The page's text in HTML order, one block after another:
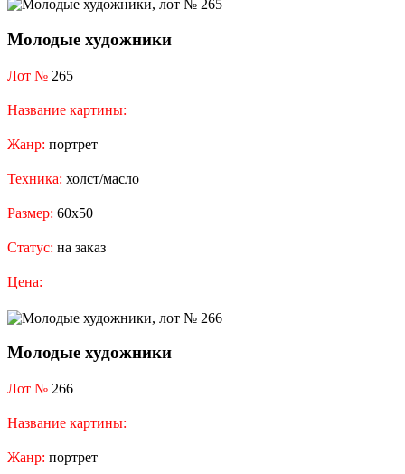
Молодые художники
Лот № 265
Название картины:
Жанр: портрет
Техника: холст/масло
Размер: 60х50
Статус: на заказ
Цена:
Молодые художники
Лот № 266
Название картины:
Жанр: портрет